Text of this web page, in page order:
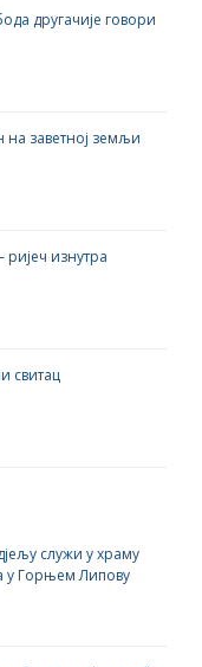
другачије говори
заветној земљи
изнутра
свитац
служи у храму
у Горњем Липову